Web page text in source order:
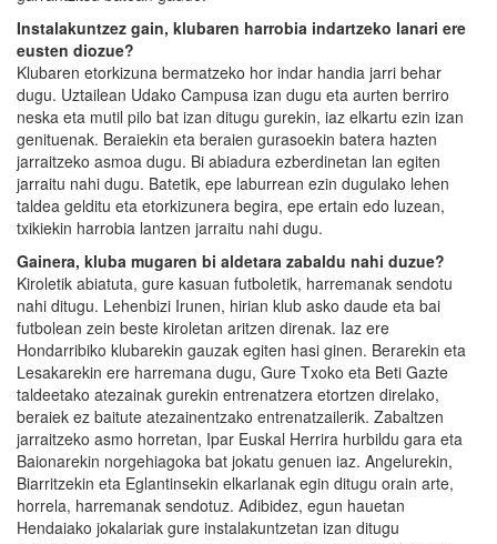
Instalakuntzez gain, klubaren harrobia indartzeko lanari ere
eusten diozue?
Klubaren etorkizuna bermatzeko hor indar handia jarri behar
dugu. Uztailean Udako Campusa izan dugu eta aurten berriro
neska eta mutil pilo bat izan ditugu gurekin, iaz elkartu ezin izan
genituenak. Beraiekin eta beraien gurasoekin batera hazten
jarraitzeko asmoa dugu. Bi abiadura ezberdinetan lan egiten
jarraitu nahi dugu. Batetik, epe laburrean ezin dugulako lehen
taldea gelditu eta etorkizunera begira, epe ertain edo luzean,
txikiekin harrobia lantzen jarraitu nahi dugu.
Gainera, kluba mugaren bi aldetara zabaldu nahi duzue?
Kiroletik abiatuta, gure kasuan futboletik, harremanak sendotu
nahi ditugu. Lehenbizi Irunen, hirian klub asko daude eta bai
futbolean zein beste kiroletan aritzen direnak. Iaz ere
Hondarribiko klubarekin gauzak egiten hasi ginen. Berarekin eta
Lesakarekin ere harremana dugu, Gure Txoko eta Beti Gazte
taldeetako atezainak gurekin entrenatzera etortzen direlako,
beraiek ez baitute atezainentzako entrenatzailerik. Zabaltzen
jarraitzeko asmo horretan, Ipar Euskal Herrira hurbildu gara eta
Baionarekin norgehiagoka bat jokatu genuen iaz. Angelurekin,
Biarritzekin eta Eglantinsekin elkarlanak egin ditugu orain arte,
horrela, harremanak sendotuz. Adibidez, egun hauetan
Hendaiako jokalariak gure instalakuntzetan izan ditugu